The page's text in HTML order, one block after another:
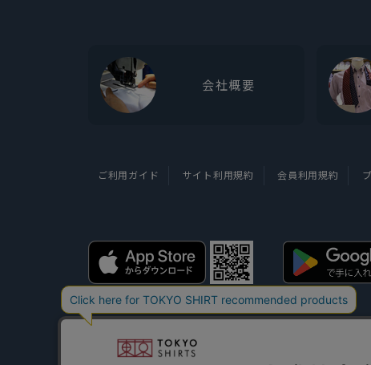
会社概要
ご利用ガイド サイト利用規約 会員利用規約